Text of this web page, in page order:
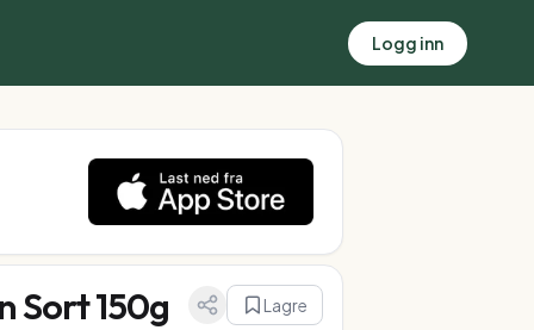
Logg inn
Sort 150g
Lagre